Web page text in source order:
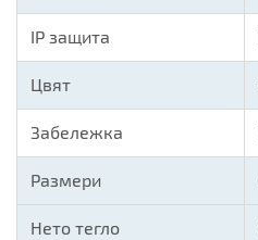
IP защита
Цвят
Забележка
Размери
Нето тегло